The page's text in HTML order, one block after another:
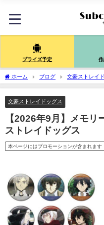
プライズ予定
ホーム ブログ 文豪ストレイ
CANバッジ 文豪ストレイドッグス
文豪ストレイドッグス
【2026年9月】メモ
ストレイドッグス
本ページにはプロモーションが含まれます